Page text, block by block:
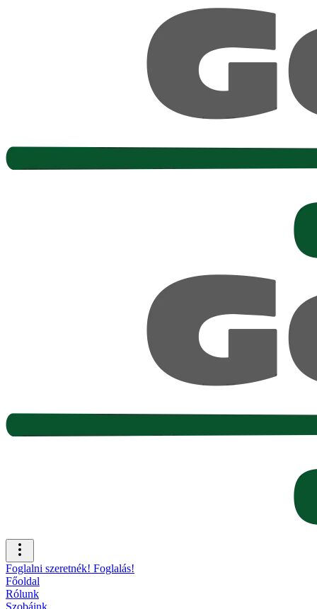
Foglalni szeretnék! Foglalás!
Főoldal
Rólunk
Szobáink